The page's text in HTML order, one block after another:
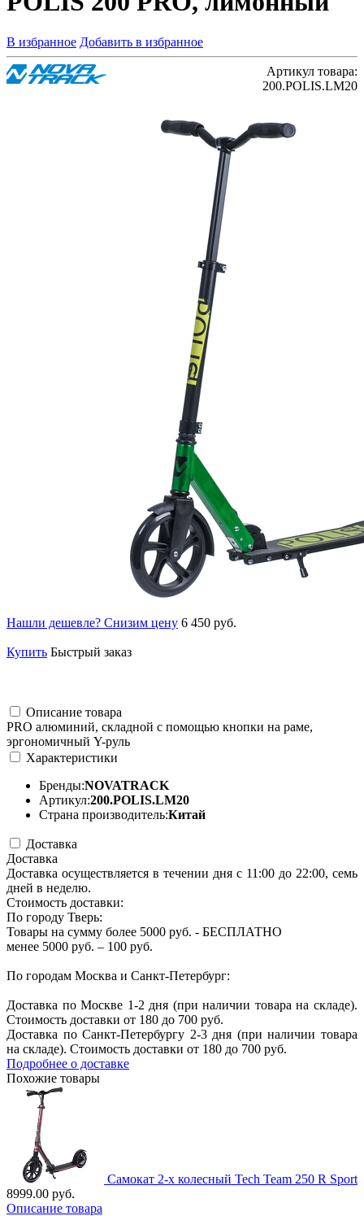
В избранное Добавить в избранное
Артикул товара:
200.POLIS.LM20
Нашли дешевле? Снизим цену 6 450 руб.
Купить Быстрый заказ
Описание товара
PRO алюминий, складной с помощью кнопки на раме,
эргономичный Y-руль
Характеристики
Бренды:NOVATRACK
Артикул:200.POLIS.LM20
Страна производитель:Китай
Доставка
Доставка
Доставка осуществляется в течении дня с 11:00 до 22:00, семь
дней в неделю.
Стоимость доставки:
По городу Тверь:
Товары на сумму более 5000 руб. - БЕСПЛАТНО
менее 5000 руб. – 100 руб.
По городам Москва и Санкт-Петербург:
Доставка по Москве 1-2 дня (при наличии товара на складе).
Стоимость доставки от 180 до 700 руб.
Доставка по Санкт-Петербургу 2-3 дня (при наличии товара
на складе). Стоимость доставки от 180 до 700 руб.
Подробнее о доставке
Похожие товары
Самокат 2-х колесный Tech Team 250 R Sport
8999.00 руб.
Описание товара